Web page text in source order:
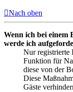
Nach oben
Wenn ich bei
werde ich
Nur registrierte
Funktion für
diese von der
Diese
Gäste